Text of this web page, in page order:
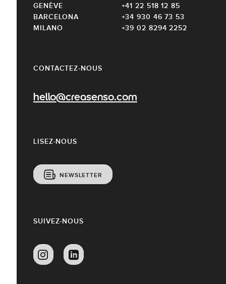
CONTACTEZ-NOUS
hello@creasenso.com
LISEZ-NOUS
NEWSLETTER
GENÈVE
+41 22 518 12 85
BARCELONA
+34 930 46 73 53
MILANO
+39 02 8294 2252
SUIVEZ-NOUS